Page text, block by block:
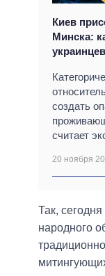
Киев
Минска:
создать
считает
20 ноября
Так,
народного